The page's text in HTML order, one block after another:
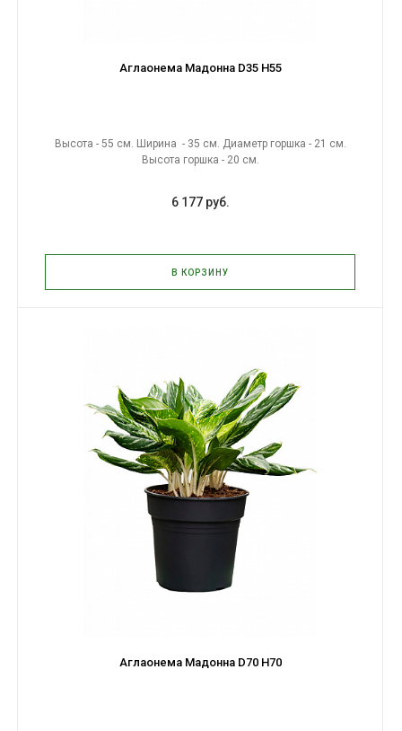
Аглаонема Мадонна D35 H55
Высота - 55 см. Ширина - 35 см. Диаметр горшка - 21 см.
Высота горшка - 20 см.
6 177 руб.
В КОРЗИНУ
Аглаонема Мадонна D70 H70